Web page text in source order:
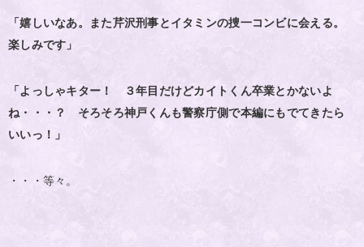
「嬉しいなあ。また芹沢刑事とイタミンの捜一コンビに会える。
楽しみです」
「よっしゃキター！ ３年目だけどカイトくん卒業とかないよ
ね・・・？ そろそろ神戸くんも警察庁側で本編にもでてきたら
いいっ！」
・・・等々。